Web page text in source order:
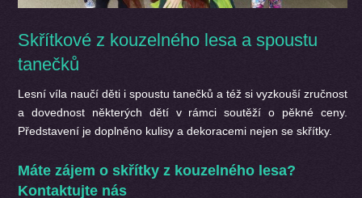
Skřítkové z kouzelného lesa a spoustu
tanečků
Lesní víla naučí děti i spoustu tanečků a též si vyzkouší zručnost
a dovednost některých dětí v rámci soutěží o pěkné ceny.
Představení je doplněno kulisy a dekoracemi nejen se skřítky.
Máte zájem o skřítky z kouzelného lesa?
Kontaktujte nás